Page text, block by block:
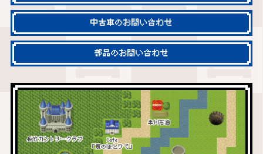
中古車のお問い合わせ
部品のお問い合わせ